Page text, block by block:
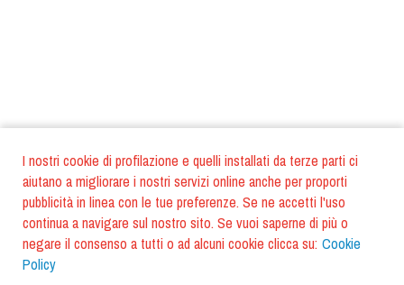
I nostri cookie di profilazione e quelli installati da terze parti ci
aiutano a migliorare i nostri servizi online anche per proporti
pubblicità in linea con le tue preferenze. Se ne accetti l'uso
continua a navigare sul nostro sito. Se vuoi saperne di più o
negare il consenso a tutti o ad alcuni cookie clicca su: Cookie
Policy